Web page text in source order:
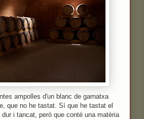
ampolles d'un blanc de garnatxa
que no he tastat. Sí que he tastat el
i tancat, però que conté una matèria